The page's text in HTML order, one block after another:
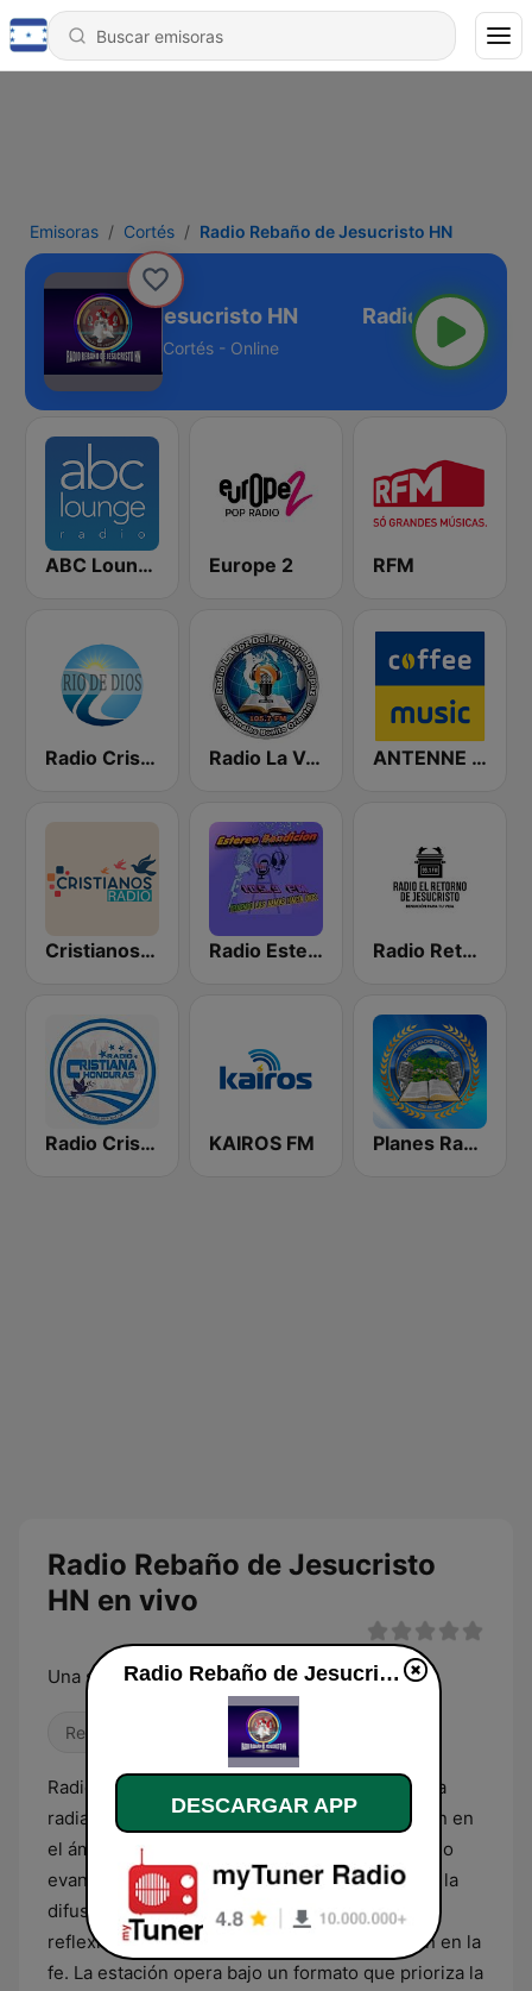
Emisoras Cortés Radio Rebaño de Jesucristo HN
Rebaño de Jesucristo HN
Cortés - Online
ABC Lounge Jazz Europe 2 RFM
Radio Cristiana Rio de Dios Radio La Voz Del Principe De Paz Hn ANTENNE BAYERN Coffee Music
Cristianos Radio Radio Estereo Bendicion HN Radio Retorno De Jesucristo
Radio Cristiana Honduras KAIROS FM Planes Radio Getsemani
Radio Rebaño de Jesucristo
HN en vivo
Una señal que te bendice
Religioso & Espiritualidad
Radio Rebaño de Jesucristo HN es una emisora
radial de Honduras que centra su programación en
el ámbito religioso y espiritual de corte cristiano
evangélico. Su contenido principal consiste en la
difusión de enseñanzas bíblicas, mensajes de
reflexión y doctrinas orientadas a la formación en la
fe. La estación opera bajo un formato que prioriza la
Radio Rebaño de Jesucristo HN en vivo
DESCARGAR APP